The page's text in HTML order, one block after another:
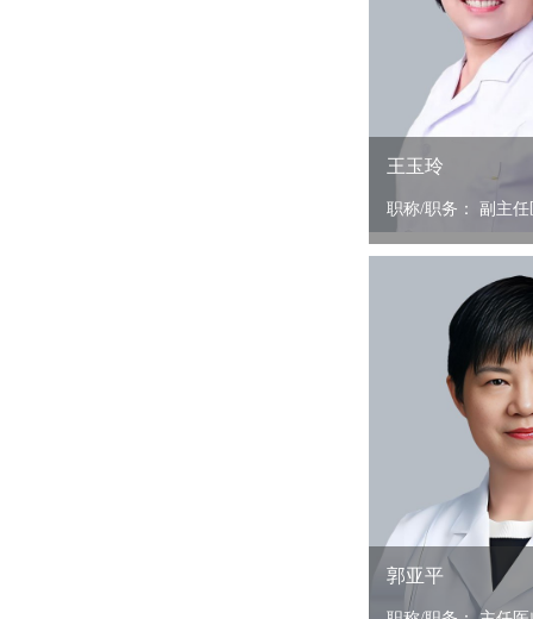
王玉玲
职称/职务： 副主
郭亚平